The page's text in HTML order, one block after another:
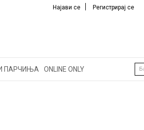
Најави се Регистрирај се
ПАРЧИЊА ONLINE ONLY